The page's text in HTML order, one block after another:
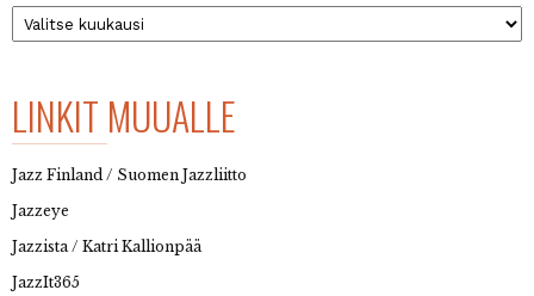
Arkisto
LINKIT MUUALLE
Jazz Finland / Suomen Jazzliitto
Jazzeye
Jazzista / Katri Kallionpää
JazzIt365